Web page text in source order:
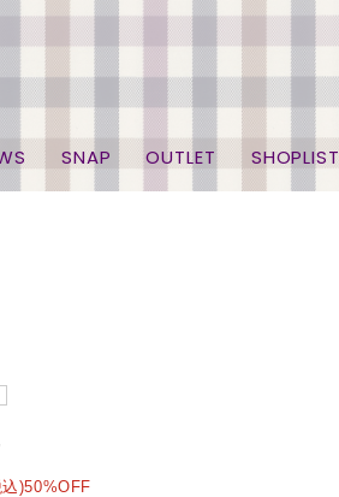
SNAP OUTLET SHOPLIST
)50%OFF